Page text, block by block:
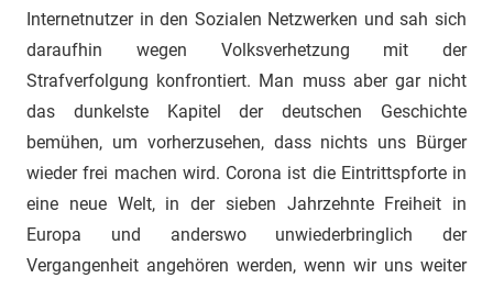
Internetnutzer in den Sozialen Netzwerken und sah sich
daraufhin wegen Volksverhetzung mit der
Strafverfolgung konfrontiert. Man muss aber gar nicht
das dunkelste Kapitel der deutschen Geschichte
bemühen, um vorherzusehen, dass nichts uns Bürger
wieder frei machen wird. Corona ist die Eintrittspforte in
eine neue Welt, in der sieben Jahrzehnte Freiheit in
Europa und anderswo unwiederbringlich der
Vergangenheit angehören werden, wenn wir uns weiter